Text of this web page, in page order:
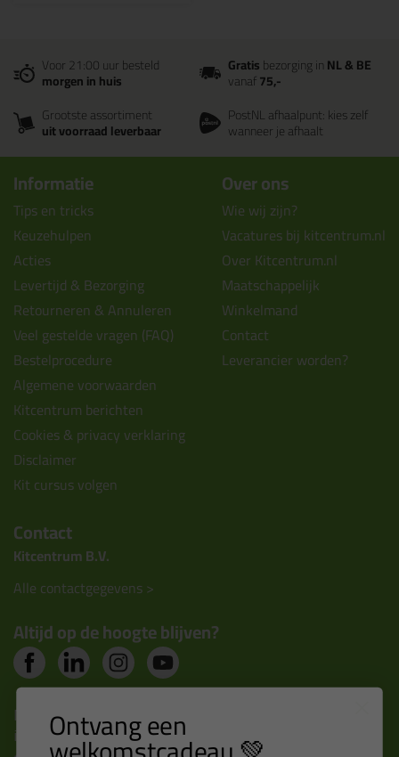
Voor 21:00 uur besteld
morgen in huis
Gratisbezorging inNL & BE
vanaf75,-
Grootste assortiment
uit voorraad leverbaar
PostNL afhaalpunt: kies zelf
wanneer je afhaalt
Informatie
Tips en tricks
Keuzehulpen
Acties
Levertijd & Bezorging
Retourneren & Annuleren
Veel gestelde vragen (FAQ)
Bestelprocedure
Algemene voorwaarden
Kitcentrum berichten
Cookies & privacy verklaring
Disclaimer
Kit cursus volgen
Over ons
Wie wij zijn?
Vacatures bij kitcentrum.nl
Over Kitcentrum.nl
Maatschappelijk
Winkelmand
Contact
Leverancier worden?
Contact
Kitcentrum B.V.
Alle contactgegevens >
Altijd op de hoogte blijven?
Nieuws, tips en exclusieve deals rechtstreeks in je
inbox Ontvang een